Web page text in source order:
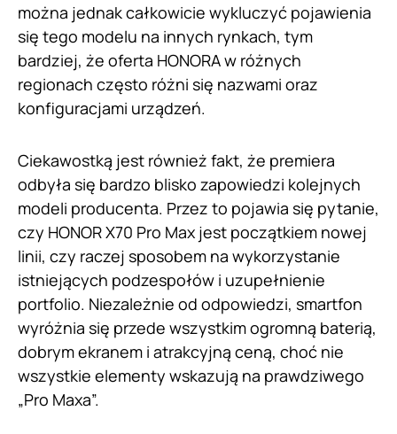
można jednak całkowicie wykluczyć pojawienia
się tego modelu na innych rynkach, tym
bardziej, że oferta HONORA w różnych
regionach często różni się nazwami oraz
konfiguracjami urządzeń.
Ciekawostką jest również fakt, że premiera
odbyła się bardzo blisko zapowiedzi kolejnych
modeli producenta. Przez to pojawia się pytanie,
czy HONOR X70 Pro Max jest początkiem nowej
linii, czy raczej sposobem na wykorzystanie
istniejących podzespołów i uzupełnienie
portfolio. Niezależnie od odpowiedzi, smartfon
wyróżnia się przede wszystkim ogromną baterią,
dobrym ekranem i atrakcyjną ceną, choć nie
wszystkie elementy wskazują na prawdziwego
„Pro Maxa”.